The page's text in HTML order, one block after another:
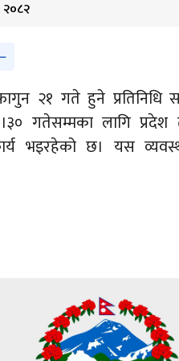
२०८२
२१ गते हुने प्रतिनिधि
गतेसम्मका लागि प्रदेश
भइरहेको छ। यस